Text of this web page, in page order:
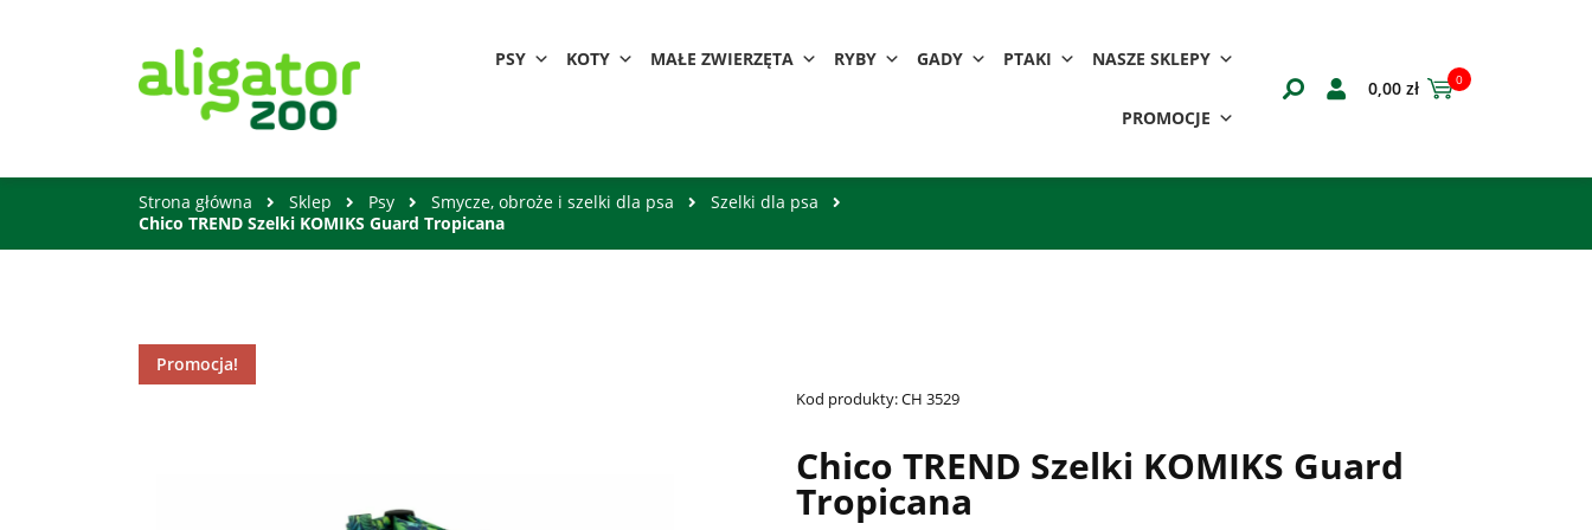
PSY KOTY MAŁE ZWIERZĘTA RYBY GADY PTAKI NASZE SKLEPY
PROMOCJE
0,00 zł 0
Strona główna Sklep Psy Smycze, obroże i szelki dla psa
Szelki dla psa
Chico TREND Szelki KOMIKS Guard Tropicana
Promocja!
Kod produkty:CH 3529
Chico TREND Szelki KOMIKS Guard
Tropicana